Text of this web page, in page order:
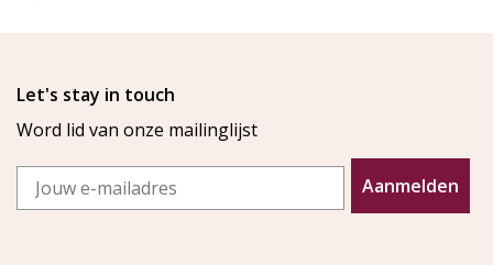
Let's stay in touch
Word lid van onze mailinglijst
Email
Aanmelden